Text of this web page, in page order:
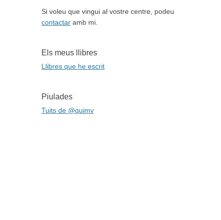
Si voleu que vingui al vostre centre, podeu
contactar amb mi.
Els meus llibres
Llibres que he escrit
Piulades
Tuits de @quimv